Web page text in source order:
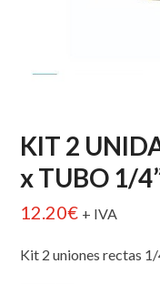
KIT 2
x TUBO 1/
12.20€ + IVA
Kit 2 uniones rectas